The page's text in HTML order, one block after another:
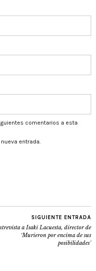
comentarios a esta
entrada.
SIGUIENTE ENTRADA
a Isaki Lacuesta, director de
‘Murieron por encima de sus
posibilidades’